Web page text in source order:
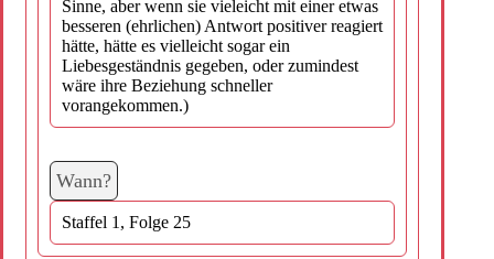
Sinne, aber wenn sie vieleicht mit einer etwas
besseren (ehrlichen) Antwort positiver reagiert
hätte, hätte es vielleicht sogar ein
Liebesgeständnis gegeben, oder zumindest
wäre ihre Beziehung schneller
vorangekommen.)
Wann?
Staffel 1, Folge 25